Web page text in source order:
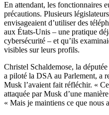
En attendant, les fonctionnaires
précautions. Plusieurs
envisageaient d’utiliser des
aux États-Unis – une pratique
cybersécurité – et qu’ils
visibles sur leurs profils.
Christel Schaldemose, la
a piloté la DSA au Parlement, a
Musk l’avaient fait réfléchir. «
attaquée par Musk d’une
« Mais je maintiens ce que nous